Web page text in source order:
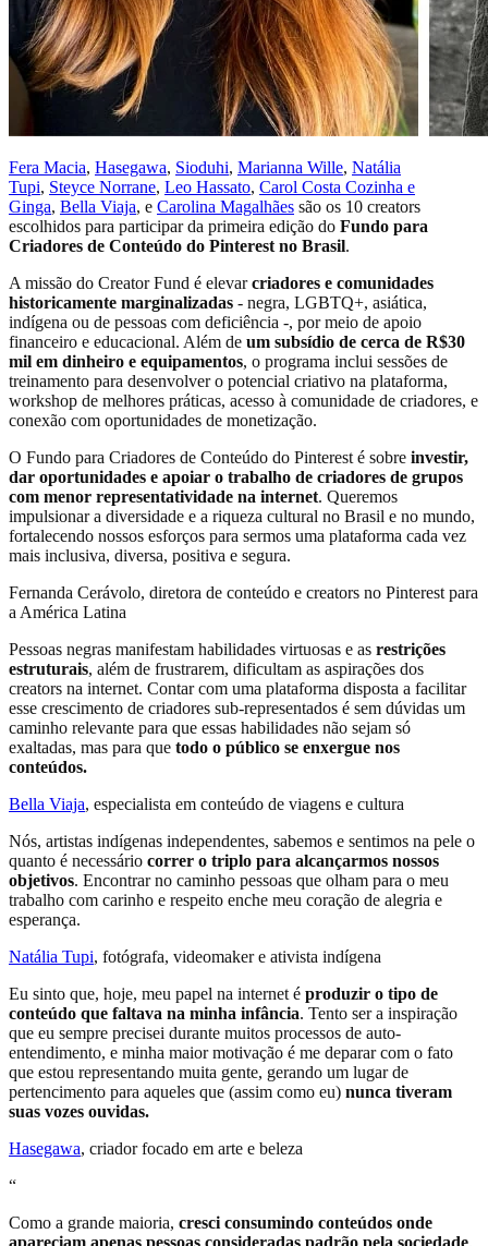
Fera Macia, Hasegawa, Sioduhi, Marianna Wille, Natália
Tupi, Steyce Norrane, Leo Hassato, Carol Costa Cozinha e
Ginga, Bella Viaja, e Carolina Magalhães são os 10 creators
escolhidos para participar da primeira edição do Fundo para
Criadores de Conteúdo do Pinterest no Brasil.
A missão do Creator Fund é elevarcriadores e comunidades
historicamente marginalizadas - negra, LGBTQ+, asiática,
indígena ou de pessoas com deficiência -, por meio de apoio
financeiro e educacional. Além de um subsídio de cerca de R$30
mil em dinheiro e equipamentos, o programa inclui sessões de
treinamento para desenvolver o potencial criativo na plataforma,
workshop de melhores práticas, acesso à comunidade de criadores, e
conexão com oportunidades de monetização.
O Fundo para Criadores de Conteúdo do Pinterest é sobre investir,
dar oportunidades e apoiar o trabalho de criadores de grupos
com menor representatividade na internet. Queremos
impulsionar a diversidade e a riqueza cultural no Brasil e no mundo,
fortalecendo nossos esforços para sermos uma plataforma cada vez
mais inclusiva, diversa, positiva e segura.
Fernanda Cerávolo, diretora de conteúdo e creators no Pinterest para
a América Latina
Pessoas negras manifestam habilidades virtuosas e as restrições
estruturais, além de frustrarem, dificultam as aspirações dos
creators na internet. Contar com uma plataforma disposta a facilitar
esse crescimento de criadores sub-representados é sem dúvidas um
caminho relevante para que essas habilidades não sejam só
exaltadas, mas para que todo o público se enxergue nos
conteúdos.
Bella Viaja, especialista em conteúdo de viagens e cultura
Nós, artistas indígenas independentes, sabemos e sentimos na pele o
quanto é necessário correr o triplo para alcançarmos nossos
objetivos. Encontrar no caminho pessoas que olham para o meu
trabalho com carinho e respeito enche meu coração de alegria e
esperança.
Natália Tupi, fotógrafa, videomaker e ativista indígena
Eu sinto que, hoje, meu papel na internet é produzir o tipo de
conteúdo que faltava na minha infância. Tento ser a inspiração
que eu sempre precisei durante muitos processos de auto-
entendimento, e minha maior motivação é me deparar com o fato
que estou representando muita gente, gerando um lugar de
pertencimento para aqueles que (assim como eu) nunca tiveram
suas vozes ouvidas.
Hasegawa, criador focado em arte e beleza
“
Como a grande maioria, cresci consumindo conteúdos onde
apareciam apenas pessoas consideradas padrão pela sociedade.